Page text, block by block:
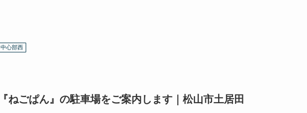
中心部西
『ねごぱん』の駐車場をご案内します｜松山市土居田